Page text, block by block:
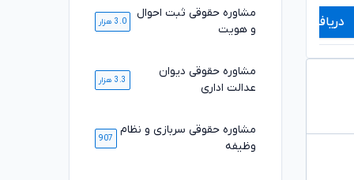
دریافت مشاوره دریافت مشاوره
مشاوره حقوقی ثبت احوال
و هویت
3.0 هزار
مشاوره حقوقی دیوان
عدالت اداری
3.3 هزار
مشاوره حقوقی سربازی و نظام
وظیفه
907